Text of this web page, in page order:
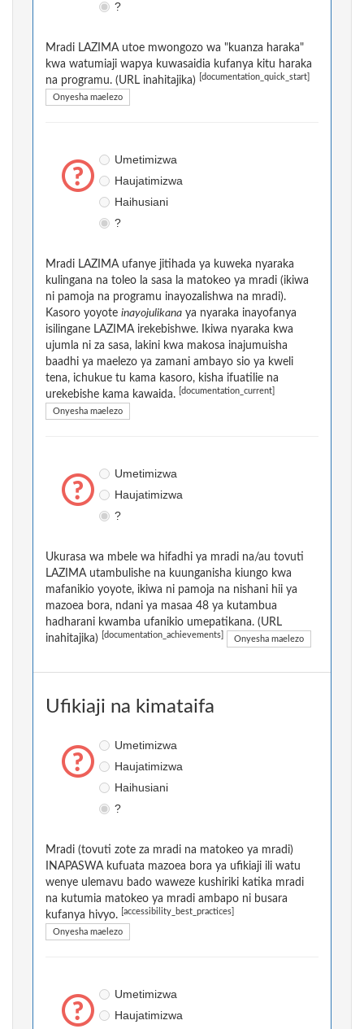
?
Mradi LAZIMA utoe mwongozo wa "kuanza haraka"
kwa watumiaji wapya kuwasaidia kufanya kitu haraka
na programu. (URL inahitajika)
[documentation_quick_start]
Onyesha maelezo
Umetimizwa
Haujatimizwa
Haihusiani
?
Mradi LAZIMA ufanye jitihada ya kuweka nyaraka
kulingana na toleo la sasa la matokeo ya mradi (ikiwa
ni pamoja na programu inayozalishwa na mradi).
Kasoro yoyote inayojulikana ya nyaraka inayofanya
isilingane LAZIMA irekebishwe. Ikiwa nyaraka kwa
ujumla ni za sasa, lakini kwa makosa inajumuisha
baadhi ya maelezo ya zamani ambayo sio ya kweli
tena, ichukue tu kama kasoro, kisha ifuatilie na
urekebishe kama kawaida.
[documentation_current]
Onyesha maelezo
Umetimizwa
Haujatimizwa
?
Ukurasa wa mbele wa hifadhi ya mradi na/au tovuti
LAZIMA utambulishe na kuunganisha kiungo kwa
mafanikio yoyote, ikiwa ni pamoja na nishani hii ya
mazoea bora, ndani ya masaa 48 ya kutambua
hadharani kwamba ufanikio umepatikana. (URL
inahitajika)
[documentation_achievements] Onyesha maelezo
Ufikiaji na kimataifa
Umetimizwa
Haujatimizwa
Haihusiani
?
Mradi (tovuti zote za mradi na matokeo ya mradi)
INAPASWA kufuata mazoea bora ya ufikiaji ili watu
wenye ulemavu bado waweze kushiriki katika mradi
na kutumia matokeo ya mradi ambapo ni busara
kufanya hivyo.
[accessibility_best_practices]
Onyesha maelezo
Umetimizwa
Haujatimizwa